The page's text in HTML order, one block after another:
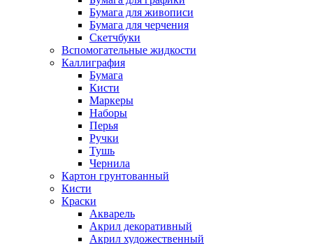
Бумага для живописи
Бумага для черчения
Скетчбуки
Вспомогательные жидкости
Каллиграфия
Бумага
Кисти
Маркеры
Наборы
Перья
Ручки
Тушь
Чернила
Картон грунтованный
Кисти
Краски
Акварель
Акрил декоративный
Акрил художественный